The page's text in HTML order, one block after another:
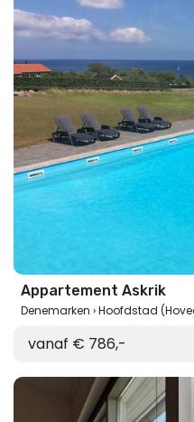
Appartement Askrik
Denemarken Hoofdstad
vanaf € 786,-